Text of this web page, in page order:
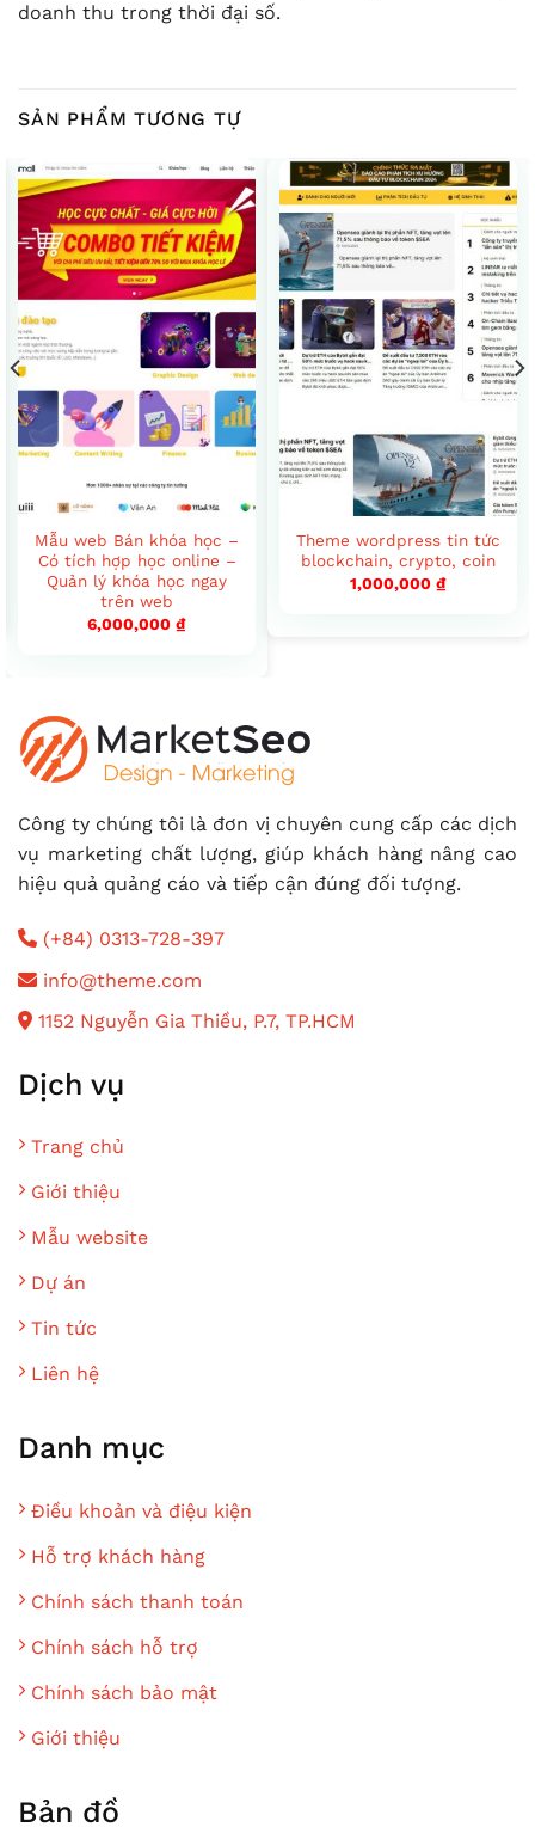
doanh thu trong thời đại số.
SẢN PHẨM TƯƠNG TỰ
Mẫu web Bán khóa học –
Có tích hợp học online –
Quản lý khóa học ngay
trên web
6,000,000 ₫
Theme wordpress tin tức
blockchain, crypto, coin
1,000,000 ₫
Công ty chúng tôi là đơn vị chuyên cung cấp các dịch
vụ marketing chất lượng, giúp khách hàng nâng cao
hiệu quả quảng cáo và tiếp cận đúng đối tượng.
(+84) 0313-728-397
info@theme.com
1152 Nguyễn Gia Thiều, P.7, TP.HCM
Dịch vụ
Trang chủ
Giới thiệu
Mẫu website
Dự án
Tin tức
Liên hệ
Danh mục
Điều khoản và điệu kiện
Hỗ trợ khách hàng
Chính sách thanh toán
Chính sách hỗ trợ
Chính sách bảo mật
Giới thiệu
Bản đồ